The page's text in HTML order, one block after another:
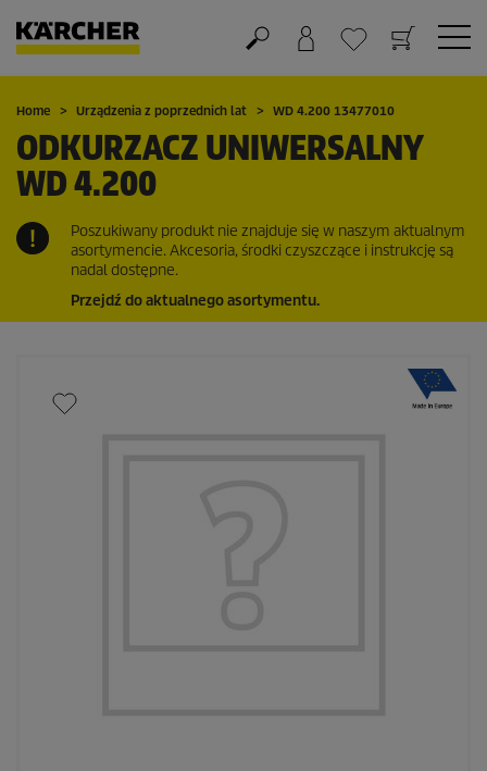
Koszyk
Lista życzeń
Home Urządzenia z poprzednich lat WD 4.200 13477010
ODKURZACZ UNIWERSALNY
WD 4.200
Poszukiwany produkt nie znajduje się w naszym aktualnym
asortymencie. Akcesoria, środki czyszczące i instrukcję są
nadal dostępne.
Przejdź do aktualnego asortymentu.